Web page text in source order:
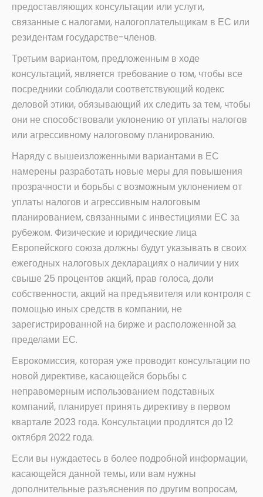
предоставляющих консультации или услуги,
связанные с налогами, налогоплательщикам в ЕС или
резидентам государстве-членов.
Третьим вариантом, предложенным в ходе
консультаций, является требование о том, чтобы все
посредники соблюдали соответствующий кодекс
деловой этики, обязывающий их следить за тем, чтобы
они не способствовали уклонению от уплаты налогов
или агрессивному налоговому планированию.
Наряду с вышеизложенными вариантами в ЕС
намерены разработать новые меры для повышения
прозрачности и борьбы с возможным уклонением от
уплаты налогов и агрессивным налоговым
планированием, связанными с инвестициями ЕС за
рубежом. Физические и юридические лица
Европейского союза должны будут указывать в своих
ежегодных налоговых декларациях о наличии у них
свыше 25 процентов акций, прав голоса, доли
собственности, акций на предъявителя или контроля с
помощью иных средств в компании, не
зарегистрированной на бирже и расположенной за
пределами ЕС.
Еврокомиссия, которая уже проводит консультации по
новой директиве, касающейся борьбы с
неправомерным использованием подставных
компаний, планирует принять директиву в первом
квартале 2023 года. Консультации продлятся до 12
октября 2022 года.
Если вы нуждаетесь в более подробной информации,
касающейся данной темы, или вам нужны
дополнительные разъяснения по другим вопросам,